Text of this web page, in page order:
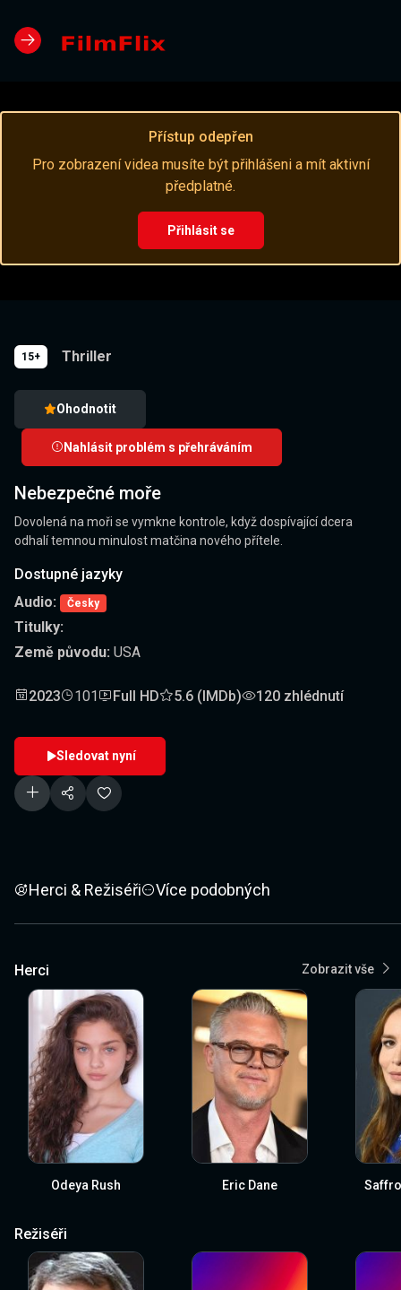
Přístup odepřen
Pro zobrazení videa musíte být přihlášeni a mít aktivní
předplatné.
Přihlásit se
15+ Thriller
Ohodnotit
Nahlásit problém s přehráváním
Nebezpečné moře
Dovolená na moři se vymkne kontrole, když dospívající dcera
odhalí temnou minulost matčina nového přítele.
Dostupné jazyky
Audio:
Česky
Titulky:
Země původu: USA
2023 101 Full HD 5.6 (IMDb) 120 zhlédnutí
Sledovat nyní
Herci & Režiséři Více podobných
Herci Zobrazit vše
Odeya Rush Eric Dane
Režiséři